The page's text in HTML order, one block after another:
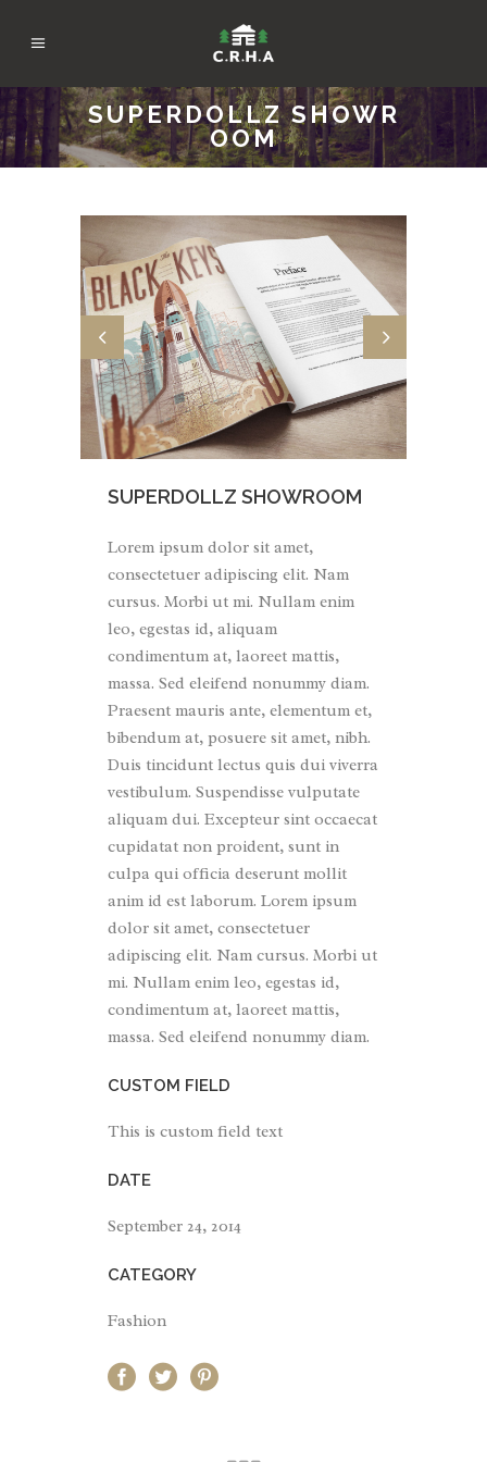
SUPERDOLLZ SHOWR
OOM
SUPERDOLLZ SHOWROOM
Lorem ipsum dolor sit amet,
consectetuer adipiscing elit. Nam
cursus. Morbi ut mi. Nullam enim
leo, egestas id, aliquam
condimentum at, laoreet mattis,
massa. Sed eleifend nonummy diam.
Praesent mauris ante, elementum et,
bibendum at, posuere sit amet, nibh.
Duis tincidunt lectus quis dui viverra
vestibulum. Suspendisse vulputate
aliquam dui. Excepteur sint occaecat
cupidatat non proident, sunt in
culpa qui officia deserunt mollit
anim id est laborum. Lorem ipsum
dolor sit amet, consectetuer
adipiscing elit. Nam cursus. Morbi ut
mi. Nullam enim leo, egestas id,
condimentum at, laoreet mattis,
massa. Sed eleifend nonummy diam.
CUSTOM FIELD
This is custom field text
DATE
September 24, 2014
CATEGORY
Fashion